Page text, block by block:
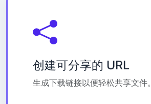
创建可分享的 URL
生成下载链接以便轻松共享文件。